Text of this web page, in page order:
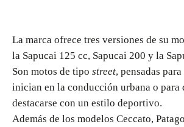
La marca ofrece tres versiones de su
la Sapucai 125 cc, Sapucai 200 y la
Son motos de tipo street, pensadas
inician en la conducción urbana o para
destacarse con un estilo deportivo.
Además de los modelos Ceccato,